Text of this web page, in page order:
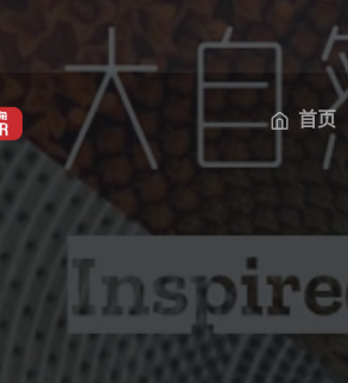
首页